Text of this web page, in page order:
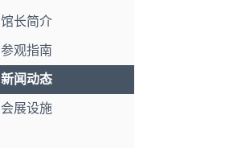
馆长简介
参观指南
新闻动态
会展设施